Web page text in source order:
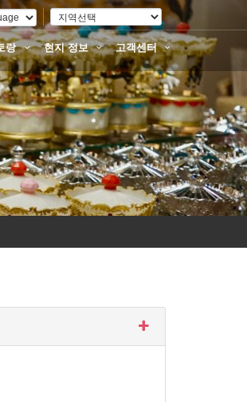
랑 현지 정보 고객센터